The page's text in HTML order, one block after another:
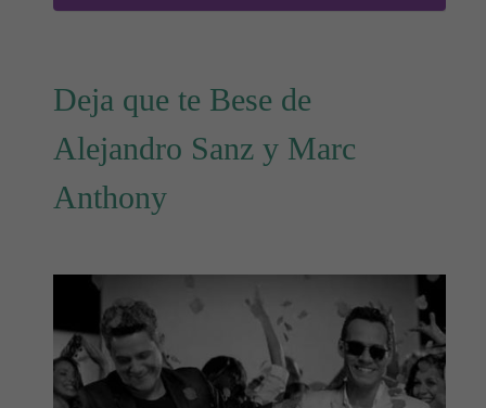
Deja que te Bese de
Alejandro Sanz y Marc
Anthony